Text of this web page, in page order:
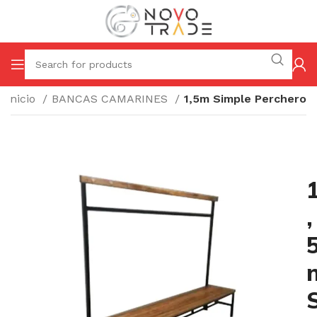
Inicio BANCAS CAMARINES 1,5m Simple Perchero
,